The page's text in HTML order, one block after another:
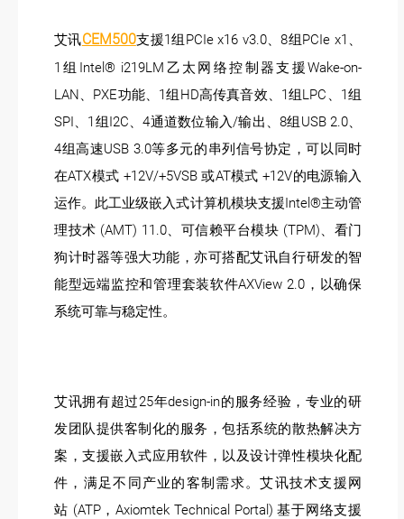
艾讯CEM500支援1组PCIe x16 v3.0、8组PCIe x1、
1组Intel® i219LM乙太网络控制器支援Wake-on-
LAN、PXE功能、1组HD高传真音效、1组LPC、1组
SPI、1组I2C、4通道数位输入/输出、8组USB 2.0、
4组高速USB 3.0等多元的串列信号协定，可以同时
在ATX模式 +12V/+5VSB 或AT模式 +12V的电源输入
运作。此工业级嵌入式计算机模块支援Intel®主动管
理技术 (AMT) 11.0、可信赖平台模块 (TPM)、看门
狗计时器等强大功能，亦可搭配艾讯自行研发的智
能型远端监控和管理套装软件AXView 2.0，以确保
系统可靠与稳定性。
艾讯拥有超过25年design-in的服务经验，专业的研
发团队提供客制化的服务，包括系统的散热解决方
案，支援嵌入式应用软件，以及设计弹性模块化配
件，满足不同产业的客制需求。艾讯技术支援网
站 (ATP，Axiomtek Technical Portal) 基于网络支援